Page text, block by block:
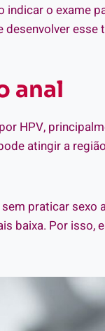
indicar o exame
esse
anal
HPV,
atingir a
praticar sexo
baixa. Por isso,